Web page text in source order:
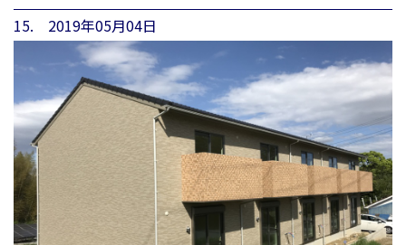
15. 2019年05月04日